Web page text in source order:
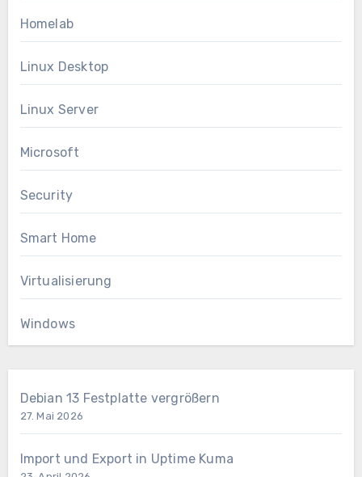
Homelab
Linux Desktop
Linux Server
Microsoft
Security
Smart Home
Virtualisierung
Windows
Debian 13 Festplatte vergrößern
27. Mai 2026
Import und Export in Uptime Kuma